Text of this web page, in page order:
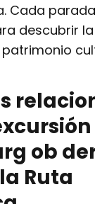
Cada
descubrir
ob
Ruta